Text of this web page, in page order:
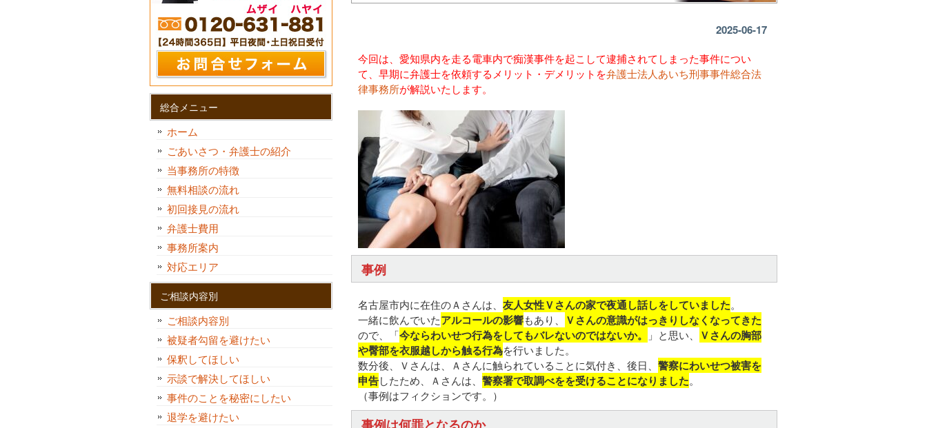
2025-06-17
今回は、愛知県内を走る電車内で痴漢事件を起こして逮捕されてしまった事件につい
て、早期に弁護士を依頼するメリット・デメリットを弁護士法人あいち刑事事件総合法
律事務所が解説いたします。
事例
名古屋市内に在住のＡさんは、 友人女性Ｖさんの家で夜通し話しをしていました。
一緒に飲んでいたアルコールの影響もあり、 Ｖさんの意識がはっきりしなくなってきた
ので、「今ならわいせつ行為をしてもバレないのではないか。 」と思い、
Ｖさんの胸部
や臀部を衣服越しから触る行為を行いました。
数分後、Ｖさんは、Ａさんに触られていることに気付き、後日、 警察にわいせつ被害を
申告したため、Ａさんは、 警察署で取調べをを受けることになりました。
（事例はフィクションです。）
総合メニュー
ホーム
ごあいさつ・弁護士の紹介
当事務所の特徴
無料相談の流れ
初回接見の流れ
弁護士費用
事務所案内
対応エリア
ご相談内容別
ご相談内容別
被疑者勾留を避けたい
保釈してほしい
示談で解決してほしい
事件のことを秘密にしたい
退学を避けたい